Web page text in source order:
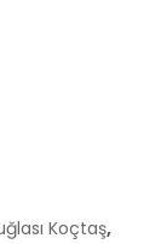
Koçtaş,